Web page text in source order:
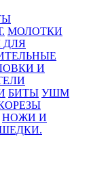
МОЛОТКИ
ДЛЯ
И
БИТЫ УШМ
НОЖИ И